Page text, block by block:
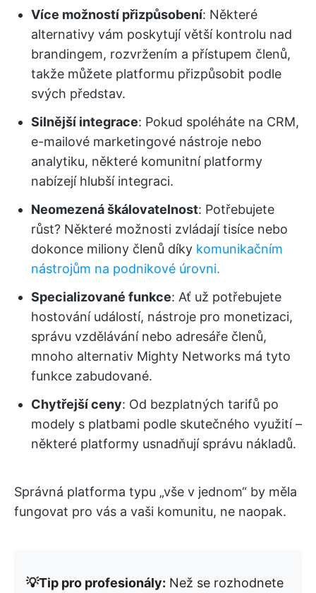
Více možností přizpůsobení: Některé
alternativy vám poskytují větší kontrolu nad
brandingem, rozvržením a přístupem členů,
takže můžete platformu přizpůsobit podle
svých představ.
Silnější integrace: Pokud spoléháte na CRM,
e-mailové marketingové nástroje nebo
analytiku, některé komunitní platformy
nabízejí hlubší integraci.
Neomezená škálovatelnost: Potřebujete
růst? Některé možnosti zvládají tisíce nebo
dokonce miliony členů díky komunikačním
nástrojům na podnikové úrovni.
Specializované funkce: Ať už potřebujete
hostování událostí, nástroje pro monetizaci,
správu vzdělávání nebo adresáře členů,
mnoho alternativ Mighty Networks má tyto
funkce zabudované.
Chytřejší ceny: Od bezplatných tarifů po
modely s platbami podle skutečného využití –
některé platformy usnadňují správu nákladů.
Správná platforma typu „vše v jednom“ by měla
fungovat pro vás a vaši komunitu, ne naopak.
💡Tip pro profesionály: Než se rozhodnete